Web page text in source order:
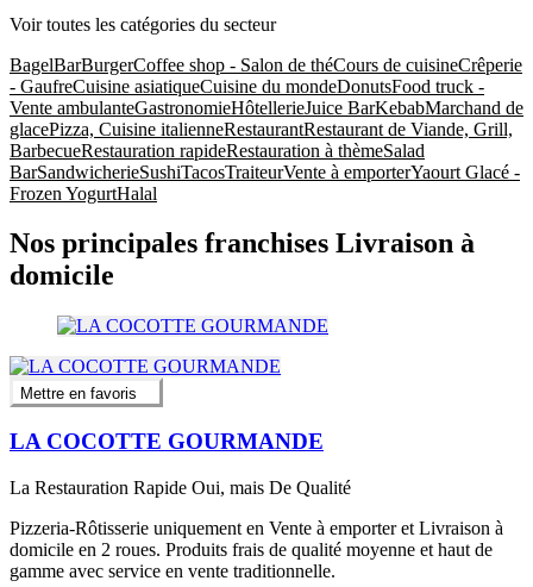
Voir toutes les catégories du secteur
BagelBarBurgerCoffee shop - Salon de théCours de cuisineCrêperie
- GaufreCuisine asiatiqueCuisine du mondeDonutsFood truck -
Vente ambulanteGastronomieHôtellerieJuice BarKebabMarchand de
glacePizza, Cuisine italienneRestaurantRestaurant de Viande, Grill,
BarbecueRestauration rapideRestauration à thèmeSalad
BarSandwicherieSushiTacosTraiteurVente à emporterYaourt Glacé -
Frozen YogurtHalal
Nos principales franchises Livraison à
domicile
Mettre en favoris
LA COCOTTE GOURMANDE
La Restauration Rapide Oui, mais De Qualité
Pizzeria-Rôtisserie uniquement en Vente à emporter et Livraison à
domicile en 2 roues. Produits frais de qualité moyenne et haut de
gamme avec service en vente traditionnelle.